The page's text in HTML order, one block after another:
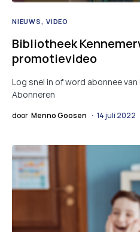
NIEUWS VIDEO
Bibliotheek
promotievideo
Log snel in of word abonnee
Abonneren
door Menno Goosen 14 juli 2022